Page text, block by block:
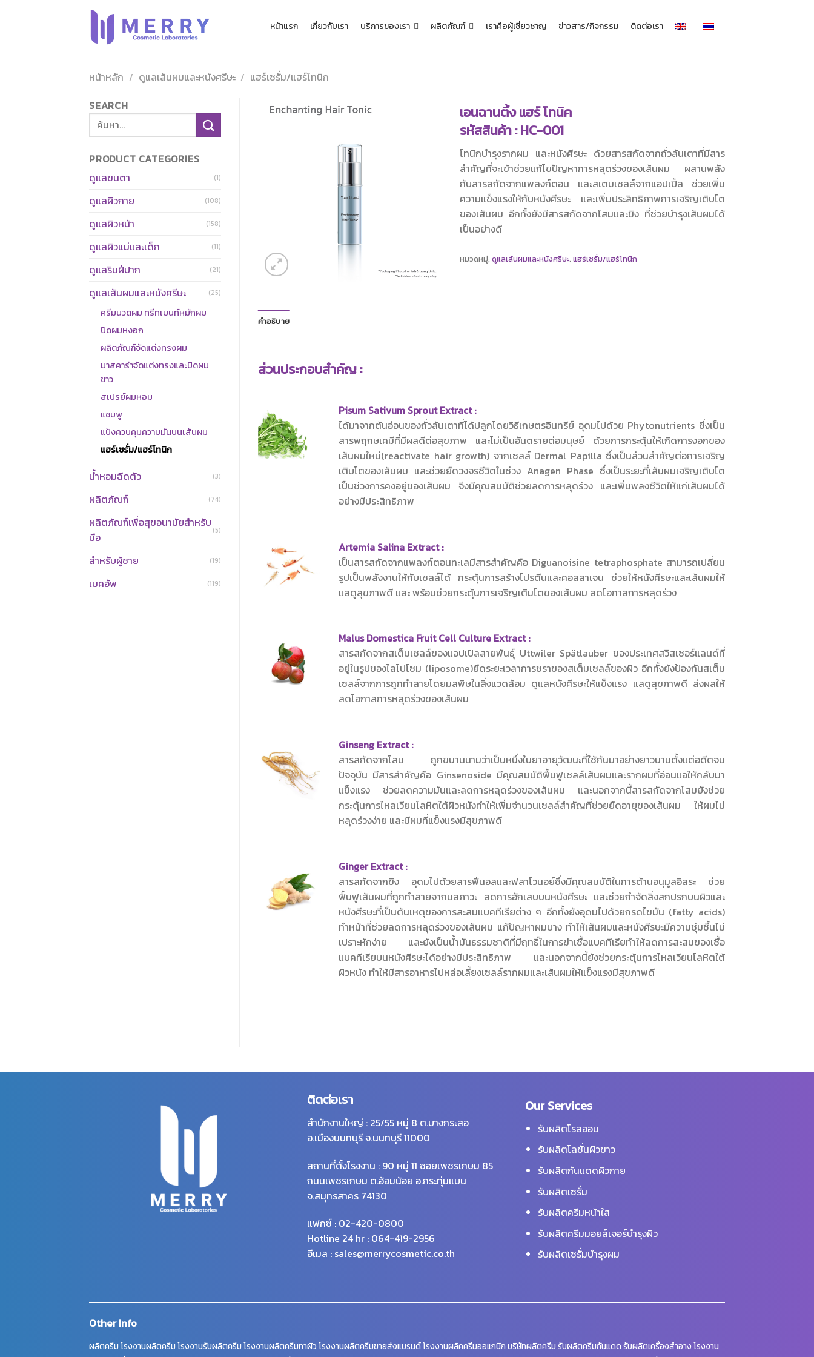
หน้าแรก เกี่ยวกับเรา บริการของเรา ผลิตภัณฑ์ เราคือผู้เชี่ยวชาญ ข่าวสาร/กิจกรรม ติดต่อเรา
หน้าหลัก / ดูแลเส้นผมและหนังศรีษะ / แฮร์เซรั่ม/แฮร์โทนิก
SEARCH
ค้นหา:
PRODUCT CATEGORIES
ดูแลขนตา
(1)
ดูแลผิวกาย (108)
ดูแลผิวหน้า (158)
ดูแลผิวแม่และเด็ก (11)
ดูแลริมฝีปาก (21)
ดูแลเส้นผมและหนังศรีษะ (25)
ครีมนวดผม ทรีทเมนท์หมักผม
ปิดผมหงอก
ผลิตภัณฑ์จัดแต่งทรงผม
มาสคาร่าจัดแต่งทรงและปิดผม
ขาว
สเปรย์ผมหอม
แชมพู
แป้งควบคุมความมันบนเส้นผม
แฮร์เซรั่ม/แฮร์โทนิก
น้ำหอมฉีดตัว (3)
ผลิตภัณฑ์ (74)
ผลิตภัณฑ์เพื่อสุขอนามัยสำหรับ
มือ
(5)
สำหรับผู้ชาย (19)
เมคอัพ (119)
เอนฉานติ้ง แฮร์ โทนิค
รหัสสินค้า : HC-001
โทนิกบำรุงรากผม และหนังศีรษะ ด้วยสารสกัดจากถั่วลันเตาที่มีสาร
สำคัญที่จะเข้าช่วยแก้ไขปัญหาการหลุดร่วงของเส้นผม ผสานพลัง
กับสารสกัดจากแพลงก์ตอน และสเตมเซลล์จากแอปเปิ้ล ช่วยเพิ่ม
ความแข็งแรงให้กับหนังศีรษะ และเพิ่มประสิทธิภาพการเจริญเติบโต
ของเส้นผม อีกทั้งยังมีสารสกัดจากโสมและขิง ที่ช่วยบำรุงเส้นผมได้
เป็นอย่างดี
หมวดหมู่:ดูแลเส้นผมและหนังศรีษะ,แฮร์เซรั่ม/แฮร์โทนิก
คำอธิบาย
ส่วนประกอบสำคัญ :
Pisum Sativum Sprout Extract :
ได้มาจากต้นอ่อนของถั่วลันเตาที่ได้ปลูกโดยวิธีเกษตรอินทรีย์ อุดมไปด้วย Phytonutrients ซึ่งเป็น
สารพฤกษเคมีที่มีผลดีต่อสุขภาพ และไม่เป็นอันตรายต่อมนุษย์ ด้วยการกระตุ้นให้เกิดการงอกของ
เส้นผมใหม่(reactivate hair growth) จากเซลล์ Dermal Papilla ซึ่งเป็นส่วนสําคัญต่อการเจริญ
เติบโตของเส้นผม และช่วยยืดวงจรชีวิตในช่วง Anagen Phase ซึ่งเป็นระยะที่เส้นผมเจริญเติบโต
เป็นช่วงการคงอยู่ของเส้นผม จึงมีคุณสมบัติช่วยลดการหลุดร่วง และเพิ่มพลงชีวิตให้แก่เส้นผมได้
อย่างมีประสิทธิภาพ
Artemia Salina Extract :
เป็นสารสกัดจากแพลงก์ตอนทะเลมีสารสำคัญคือ Diguanoisine tetraphosphate สามารถเปลี่ยน
รูปเป็นพลังงานให้กับเซลล์ได้ กระตุ้นการสร้างโปรตีนและคอลลาเจน ช่วยให้หนังศีรษะและเส้นผมให้
แลดูสุขภาพดี และ พร้อมช่วยกระตุ้นการเจริญเติมโตของเส้นผม ลดโอกาสการหลุดร่วง
Malus Domestica Fruit Cell Culture Extract :
สารสกัดจากสเต็มเซลล์ของแอปเปิลสายพันธุ์ Uttwiler Spätlauber ของประเทศสวิสเซอร์แลนด์ที่
อยู่ในรูปของไลโปโซม (liposome)ยืดระยะเวลาการชราของสเต็มเซลล์ของผิว อีกทั้งยังป้องกันสเต็ม
เซลล์จากการถูกทำลายโดยมลพิษในสิ่งแวดล้อม ดูแลหนังศีรษะให้แข็งแรง แลดูสุขภาพดี ส่งผลให้
ลดโอกาสการหลุดร่วงของเส้นผม
Ginseng Extract :
สารสกัดจากโสม ถูกขนานนามว่าเป็นหนึ่งในยาอายุวัฒนะที่ใช้กันมาอย่างยาวนานตั้งแต่อดีตจน
ปัจจุบัน มีสารสำคัญคือ Ginsenoside มีคุณสมบัติฟื้นฟูเซลล์เส้นผมและรากผมที่อ่อนแอให้กลับมา
แข็งแรง ช่วยลดความมันและลดการหลุดร่วงของเส้นผม และนอกจากนี้สารสกัดจากโสมยังช่วย
กระตุ้นการไหลเวียนโลหิตใต้ผิวหนังทำให้เพิ่มจำนวนเซลล์สำคัญที่ช่วยยืดอายุของเส้นผม ให้ผมไม่
หลุดร่วงง่าย และมีผมที่แข็งแรงมีสุขภาพดี
Ginger Extract :
สารสกัดจากขิง อุดมไปด้วยสารฟีนอลและฟลาโวนอย์ซึ่งมีคุณสมบัติในการต้านอนุมูลอิสระ ช่วย
ฟื้นฟูเส้นผมที่ถูกทำลายจากมลภาวะ ลดการอักเสบบนหนังศีรษะ และช่วยกำจัดสิ่งสกปรกบนผิวและ
หนังศีรษะที่เป็นต้นเหตุของการสะสมแบคทีเรียต่าง ๆ อีกทั้งยังอุดมไปด้วยกรดไขมัน (fatty acids)
ทำหน้าที่ช่วยลดการหลุดร่วงของเส้นผม แก้ปัญหาผมบาง ทำให้เส้นผมและหนังศีรษะมีความชุ่มชื้นไม่
เปราะหักง่าย และยังเป็นน้ำมันธรรมชาติที่มีฤทธิ์ในการฆ่าเชื้อแบคทีเรียทำให้ลดการสะสมของเชื้อ
แบคทีเรียบนหนังศีรษะได้อย่างมีประสิทธิภาพ และนอกจากนี้ยังช่วยกระตุ้นการไหลเวียนโลหิตใต้
ผิวหนัง ทำให้มีสารอาหารไปหล่อเลี้ยงเซลล์รากผมและเส้นผมให้แข็งแรงมีสุขภาพดี
ติดต่อเรา
สำนักงานใหญ่ : 25/55 หมู่ 8 ต.บางกระสอ
อ.เมืองนนทบุรี จ.นนทบุรี 11000
สถานที่ตั้งโรงงาน : 90 หมู่ 11 ซอยเพชรเกษม 85
ถนนเพชรเกษม ต.อ้อมน้อย อ.กระทุ่มแบน
จ.สมุทรสาคร 74130
แฟกซ์ : 02-420-0800
Hotline 24 hr : 064-419-2956
อีเมล : sales@merrycosmetic.co.th
Our Services
รับผลิตโรลออน
รับผลิตโลชั่นผิวขาว
รับผลิตกันแดดผิวกาย
รับผลิตเซรั่ม
รับผลิตครีมหน้าใส
รับผลิตครีมมอยส์เจอร์บำรุงผิว
รับผลิตเซรั่มบำรุงผม
Other Info
ผลิตครีม โรงงานผลิตครีม โรงงานรับผลิตครีม โรงงานผลิตครีมทาผิว โรงงานผลิตครีมขายส่งแบรนด์ โรงงานผลิคครีมออแกนิก บริษัทผลิตครีม รับผลิตครีมกันแดด รับผลิตเครื่องสำอาง โรงงาน